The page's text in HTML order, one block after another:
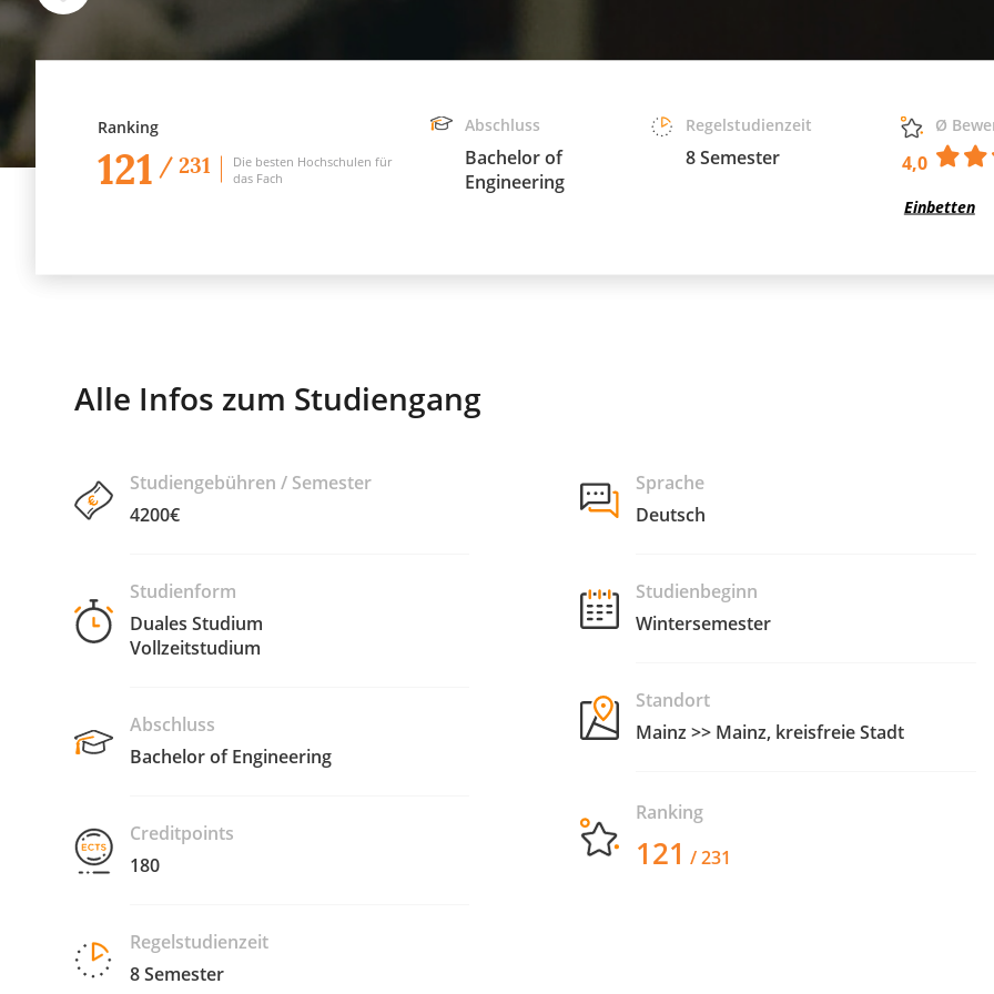
Ranking
121 / 231
Die besten Hochschulen für
das Fach
Abschluss
Bachelor of
Engineering
Regelstudienzeit
8 Semester
Ø
4,0
Einbetten
Alle Infos zum Studiengang
Studiengebühren / Semester
4200€
Studienform
Duales Studium
Vollzeitstudium
Abschluss
Bachelor of Engineering
Creditpoints
180
Regelstudienzeit
8 Semester
Sprache
Deutsch
Studienbeginn
Wintersemester
Standort
Mainz >> Mainz, kreisfreie Stadt
Ranking
121 / 231